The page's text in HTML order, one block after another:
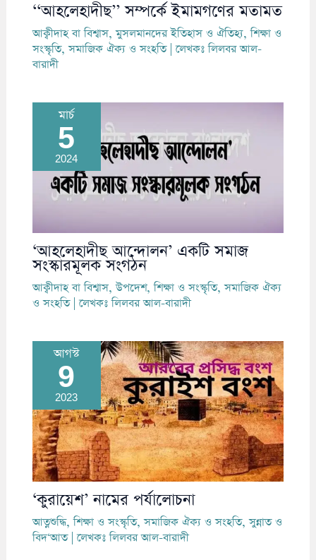
‘‘আহলেহাদীছ’’ সম্পর্কে ইমামগণের মতামত
আক্বীদাহ বা বিশ্বাস,মুসলমানদের ইতিহাস ও ঐতিহ্য,শিক্ষা ও
সংস্কৃতি,সমাজিক ঐক্য ও সংহতি| লেখকঃলিলবর আল-
বারাদী
মার্চ
5
2024
‘আহলেহাদীছ আন্দোলন’ একটি সমাজ
সংস্কারমূলক সংগঠন
আক্বীদাহ বা বিশ্বাস,উপদেশ,শিক্ষা ও সংস্কৃতি,সমাজিক ঐক্য
ও সংহতি| লেখকঃলিলবর আল-বারাদী
আগস্ট
9
2023
‘কুরায়েশ’ নামের পর্যালোচনা
আত্নশুদ্ধি,শিক্ষা ও সংস্কৃতি,সমাজিক ঐক্য ও সংহতি,সুন্নাত ও
বিদ‘আত| লেখকঃলিলবর আল-বারাদী